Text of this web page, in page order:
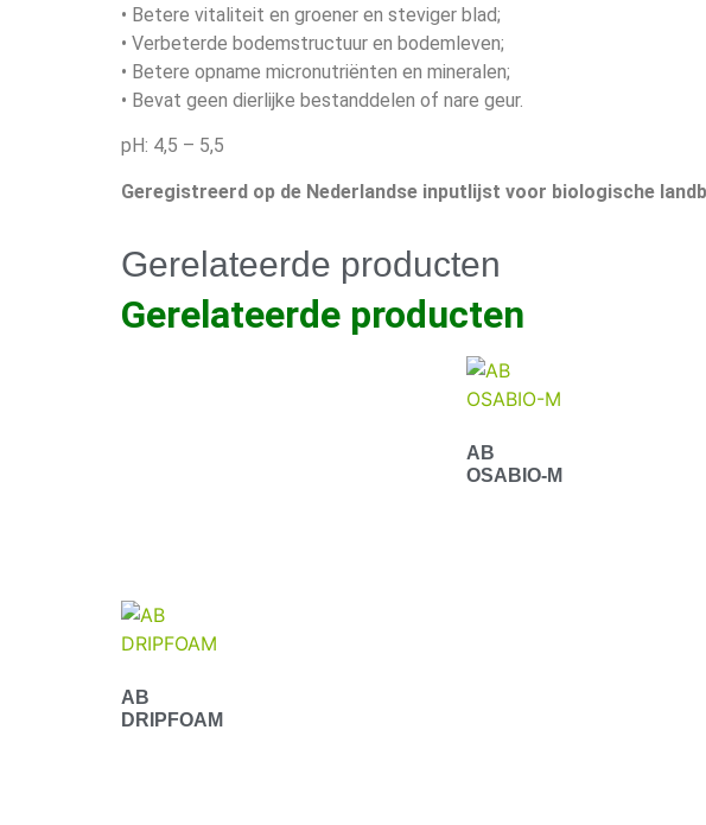
• Betere vitaliteit en groener en steviger blad;
• Verbeterde bodemstructuur en bodemleven;
• Betere opname micronutriënten en mineralen;
• Bevat geen dierlijke bestanddelen of nare geur.
pH: 4,5 – 5,5
Geregistreerd op de Nederlandse inputlijst voor biologische
Gerelateerde producten
Gerelateerde producten
AB
OSABIO-M
AB
DRIPFOAM